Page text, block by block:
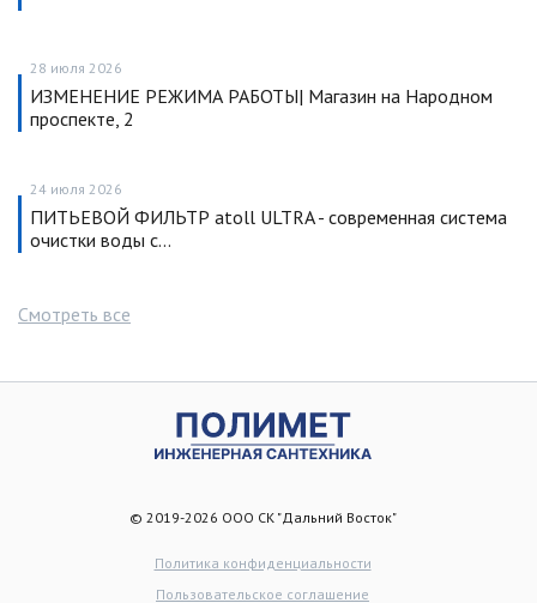
28 июля 2026
ИЗМЕНЕНИЕ РЕЖИМА РАБОТЫ| Магазин на Народном
проспекте, 2
24 июля 2026
ПИТЬЕВОЙ ФИЛЬТР atoll ULTRA - современная система
очистки воды с…
Смотреть все
© 2019-2026 ООО СК "Дальний Восток"
Политика конфиденциальности
Пользовательское соглашение